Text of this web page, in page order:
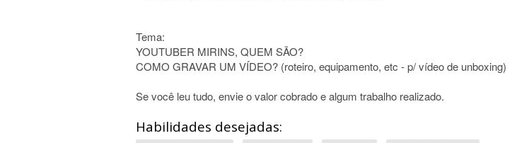
Tema:
YOUTUBER MIRINS, QUEM SÃO?
COMO GRAVAR UM VÍDEO? (roteiro, equipamento, etc - p/ vídeo de unboxing)
Se você leu tudo, envie o valor cobrado e algum trabalho realizado.
Habilidades desejadas: